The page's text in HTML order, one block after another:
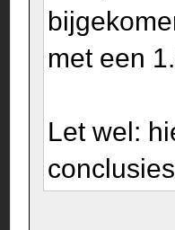
met een
Let wel: